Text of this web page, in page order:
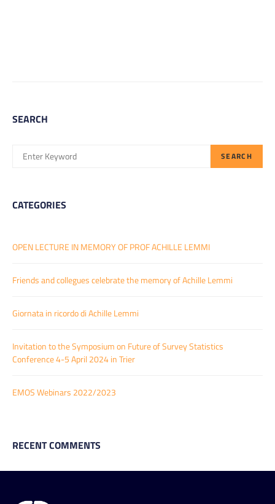
SEARCH
FOR:
SEARCH
CATEGORIES
OPEN LECTURE IN MEMORY OF PROF ACHILLE LEMMI
Friends and collegues celebrate the memory of Achille Lemmi
Giornata in ricordo di Achille Lemmi
Invitation to the Symposium on Future of Survey Statistics
Conference 4-5 April 2024 in Trier
EMOS Webinars 2022/2023
RECENT COMMENTS